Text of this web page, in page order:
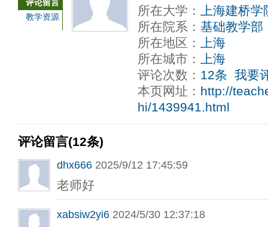
评论留言
教学资源
所在大学：
上海建桥学
所在院系： 基础教学部
所在地区：
上海
所在城市：
上海
评论次数： 12条 我要
本页网址： http://
hi/1439941.html
评论留言(12条)
dhx666 2025/9/12 17:45:59
老师好
xabsiw2yi6 2024/5/30 12:37:18